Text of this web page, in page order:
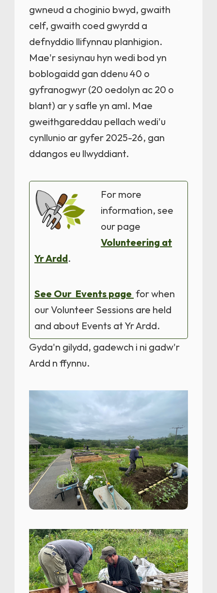
gwneud a choginio bwyd, gwaith
celf, gwaith coed gwyrdd a
defnyddio llifynnau planhigion.
Mae'r sesiynau hyn wedi bod yn
boblogaidd gan ddenu 40 o
gyfranogwyr (20 oedolyn ac 20 o
blant) ar y safle yn aml. Mae
gweithgareddau pellach wedi'u
cynllunio ar gyfer 2025-26, gan
ddangos eu llwyddiant.
For more
information, see
our page
Volunteering at
Yr Ardd.
See Our Events page for when
our Volunteer Sessions are held
and about Events at Yr Ardd.
Gyda'n gilydd, gadewch i ni gadw'r
Ardd n ffynnu.